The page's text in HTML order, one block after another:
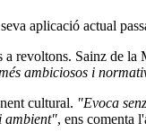
aplicació actual
revoltons. Sainz de la
ambiciosos i
cultural. "Evoca
ambient", ens comenta